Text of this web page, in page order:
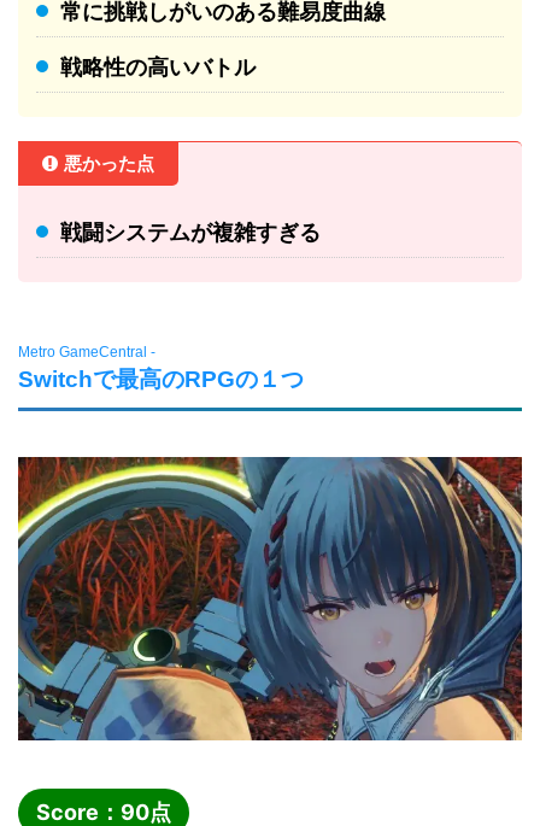
常に挑戦しがいのある難易度曲線
戦略性の高いバトル
悪かった点
戦闘システムが複雑すぎる
Metro GameCentral -
Switchで最高のRPGの１つ
Score： 90点